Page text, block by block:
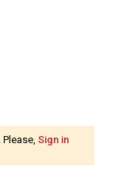
Sign in